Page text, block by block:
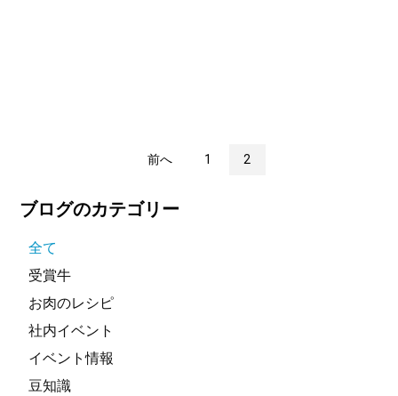
前へ 1 2
ブログのカテゴリー
全て
受賞牛
お肉のレシピ
社内イベント
イベント情報
豆知識